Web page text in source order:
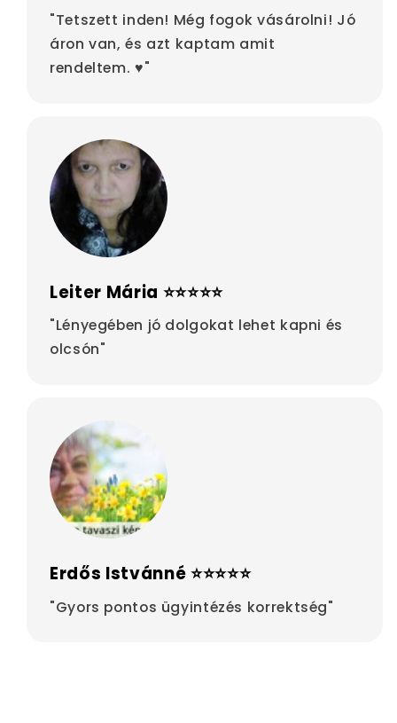
"Tetszett inden! Még fogok vásárolni! Jó
áron van, és azt kaptam amit
rendeltem. ♥"
Leiter Mária ⭐⭐⭐⭐⭐
"Lényegében jó dolgokat lehet kapni és
olcsón"
Erdős Istvánné ⭐⭐⭐⭐⭐
"Gyors pontos ügyintézés korrektség"